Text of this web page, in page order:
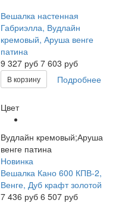
Вешалка настенная
Габриэлла, Вудлайн
кремовый, Аруша венге
патина
9 327 руб 7 603 руб
В корзину Подробнее
Цвет
Вудлайн кремовый;Аруша
венге патина
Новинка
Вешалка Кано 600 КПВ-2,
Венге, Дуб крафт золотой
7 436 руб 6 507 руб